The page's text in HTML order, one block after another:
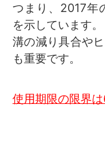
つまり、2017年
を示しています。
溝の減り具合や
も重要です。
使用期限の限界は